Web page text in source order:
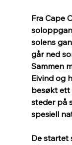
Fra Cape
solens
går ned
Sammen
Eivind og
besøkt ett
steder på
spesiell
De startet